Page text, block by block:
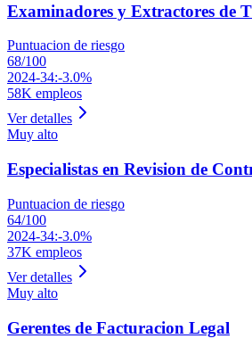
Examinadores y Extractores de
Puntuacion de riesgo
68/100
2024-34:-3.0%
58K empleos
Ver detalles
Muy alto
Especialistas en Revision de
Puntuacion de riesgo
64/100
2024-34:-3.0%
37K empleos
Ver detalles
Muy alto
Gerentes de Facturacion Legal